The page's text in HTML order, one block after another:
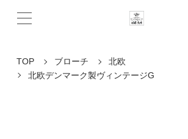
TOP ブローチ
北欧
北欧デンマーク製ヴィンテージG